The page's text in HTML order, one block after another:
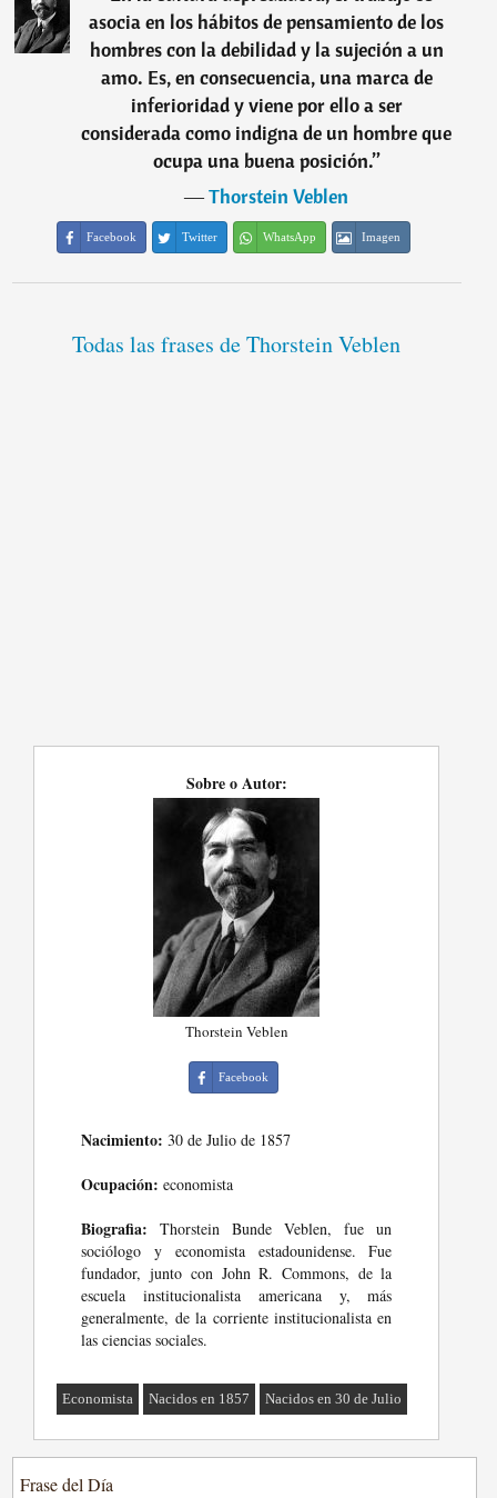
asocia en los hábitos de pensamiento de los
hombres con la debilidad y la sujeción a un
amo. Es, en consecuencia, una marca de
inferioridad y viene por ello a ser
considerada como indigna de un hombre que
ocupa una buena posición.”
―Thorstein Veblen
Facebook Twitter WhatsApp Imagen
Todas las frases de Thorstein Veblen
Sobre o Autor:
Thorstein Veblen
Facebook
Nacimiento: 30 de Julio de 1857
Ocupación: economista
Biografia: Thorstein Bunde Veblen, fue un
sociólogo y economista estadounidense. Fue
fundador, junto con John R. Commons, de la
escuela institucionalista americana y, más
generalmente, de la corriente institucionalista en
las ciencias sociales.
Economista Nacidos en 1857 Nacidos en 30 de Julio
Frase del Día